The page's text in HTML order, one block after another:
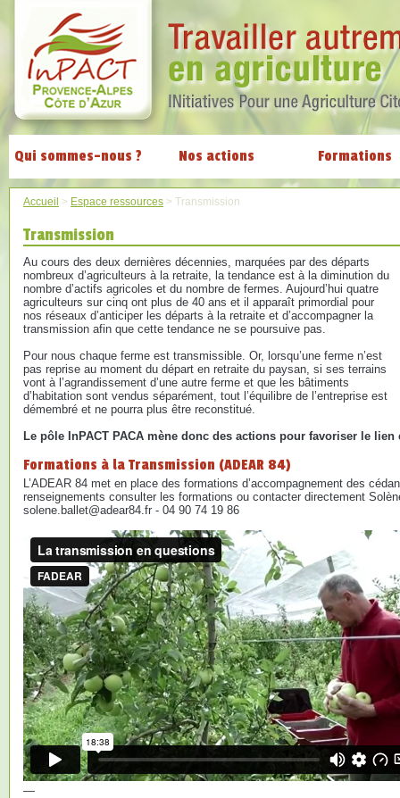
Qui sommes-nous ? Nos actions Formations
Accueil > Espace ressources > Transmission
Transmission
Au cours des deux dernières décennies, marquées par des départs
nombreux d’agriculteurs à la retraite, la tendance est à la diminution du
nombre d’actifs agricoles et du nombre de fermes. Aujourd’hui quatre
agriculteurs sur cinq ont plus de 40 ans et il apparaît primordial pour
nos réseaux d’anticiper les départs à la retraite et d’accompagner la
transmission afin que cette tendance ne se poursuive pas.
Pour nous chaque ferme est transmissible. Or, lorsqu’une ferme n’est
pas reprise au moment du départ en retraite du paysan, si ses terrains
vont à l’agrandissement d’une autre ferme et que les bâtiments
d’habitation sont vendus séparément, tout l’équilibre de l’entreprise est
démembré et ne pourra plus être reconstitué.
Le pôle InPACT PACA mène donc des actions pour favoriser le
Formations à la Transmission (ADEAR 84)
L’ADEAR 84 met en place des formations d’accompagnement des
renseignements consulter les formations ou contacter directement
solene.ballet@adear84.fr - 04 90 74 19 86
—